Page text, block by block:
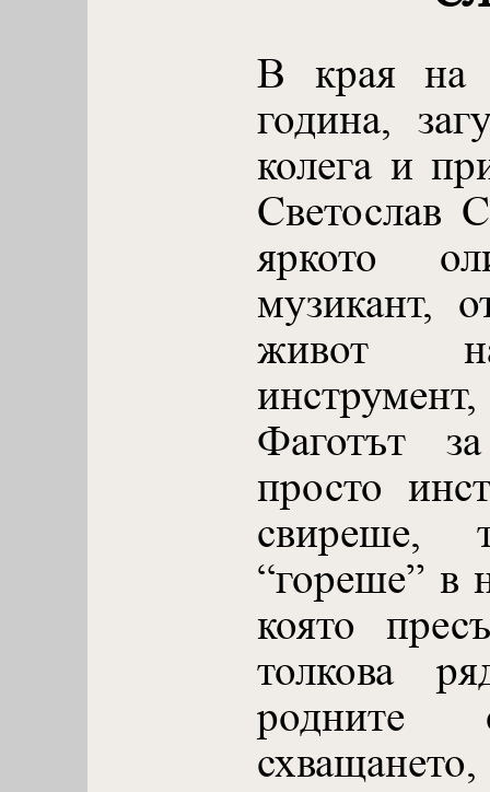
В края на
година,
колега и
Светослав
яркото
музикант,
живот
Фаготът
просто
свиреше,
“гореше” в
която
толкова
родните